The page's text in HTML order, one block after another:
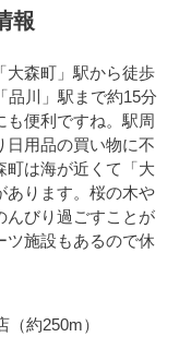
報
大森町」駅から徒歩
品川」駅まで約15分
も便利ですね。駅周
日用品の買い物に不
町は海が近くて「大
あります。桜の木や
んびり過ごすことが
ツ施設もあるので休
約250m）